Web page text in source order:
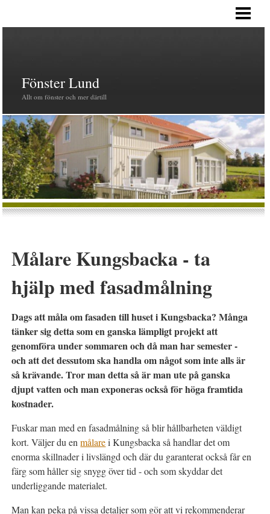
Fönster Lund
Allt om fönster och mer därtill
Målare Kungsbacka - ta
hjälp med fasadmålning
Dags att måla om fasaden till huset i Kungsbacka? Många
tänker sig detta som en ganska lämpligt projekt att
genomföra under sommaren och då man har semester -
och att det dessutom ska handla om något som inte alls är
så krävande. Tror man detta så är man ute på ganska
djupt vatten och man exponeras också för höga framtida
kostnader.
Fuskar man med en fasadmålning så blir hållbarheten väldigt
kort. Väljer du enmålarei Kungsbacka så handlar det om
enorma skillnader i livslängd och där du garanterat också får en
färg som håller sig snygg över tid - och som skyddar det
underliggande materialet.
Man kan peka på vissa detaljer som gör att vi rekommenderar